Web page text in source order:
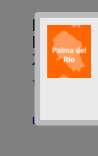
PALMA
2026
19-05-2026
Elecciones